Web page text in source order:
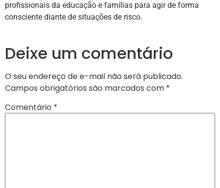
profissionais da educação e famílias para agir de forma
consciente diante de situações de risco.
Deixe um comentário
O seu endereço de e-mail não será publicado.
Campos obrigatórios são marcados com *
Comentário *